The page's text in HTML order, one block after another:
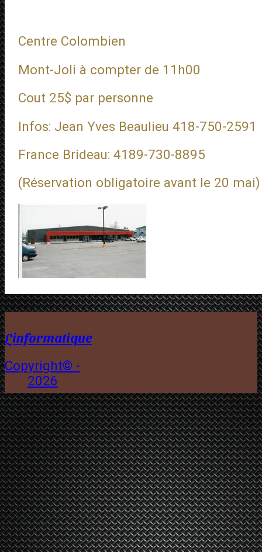
Centre Colombien
Mont-Joli à compter de 11h00
Cout 25$ par personne
Infos: Jean Yves Beaulieu 418-750-2591
France Brideau: 4189-730-8895
(Réservation obligatoire avant le 20 mai)
Linformatique
Copyright© -
2026